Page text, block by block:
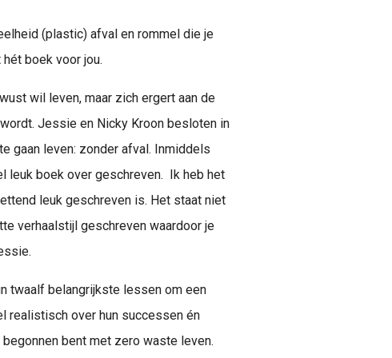
(plastic) afval en rommel die je
boek voor jou.
wil leven, maar zich ergert aan de
Jessie en Nicky Kroon besloten in
gaan leven: zonder afval. Inmiddels
leuk boek over geschreven. Ik heb het
leuk geschreven is. Het staat niet
verhaalstijl geschreven waardoor je
twaalf belangrijkste lessen om een
realistisch over hun successen én
bent met zero waste leven.